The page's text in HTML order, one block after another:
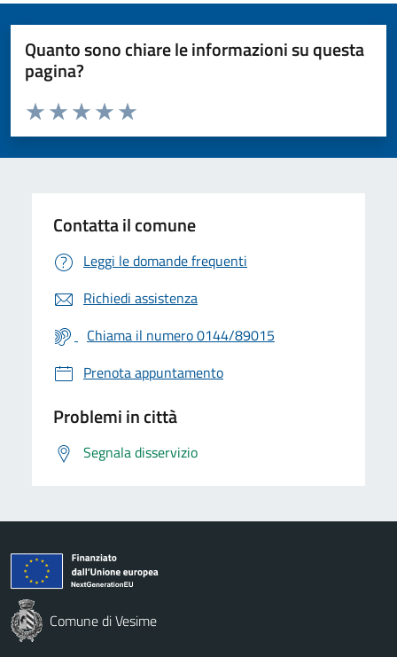
Quanto sono chiare le informazioni su questa
pagina?
Valuta da 1 a 5 stelle la pagina
Valuta 5 stelle su 5
Valuta 4 stelle su 5
Valuta 3 stelle su 5
Valuta 2 stelle su 5
Valuta 1 stelle su 5
Contatta il comune
Leggi le domande frequenti
Richiedi assistenza
Chiama il numero 0144/89015
Prenota appuntamento
Problemi in città
Segnala disservizio
Comune di Vesime